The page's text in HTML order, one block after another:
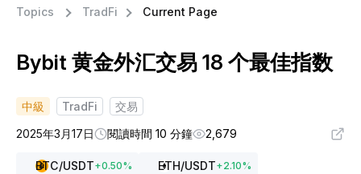
Topics TradFi Current Page
Bybit 黄金外汇交易 18 个最佳指数
中級 TradFi
交易
2025年3月17日
閱讀時間 10 分鐘 2,679
BTC/USDT+0.50% ETH/USDT+2.10%